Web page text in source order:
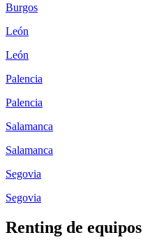
Burgos
León
León
Palencia
Palencia
Salamanca
Salamanca
Segovia
Segovia
Renting de